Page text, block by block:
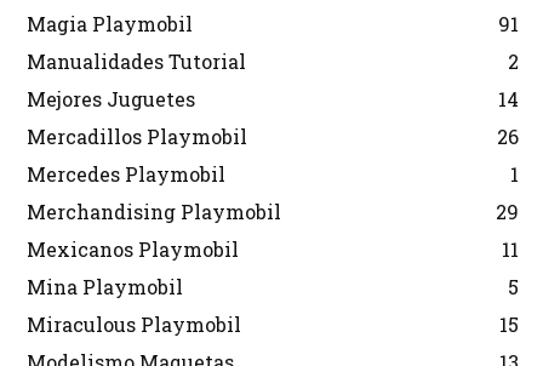
Magia Playmobil
91
Manualidades Tutorial
2
Mejores Juguetes
14
Mercadillos Playmobil
26
Mercedes Playmobil
1
Merchandising Playmobil
29
Mexicanos Playmobil
11
Mina Playmobil
5
Miraculous Playmobil
15